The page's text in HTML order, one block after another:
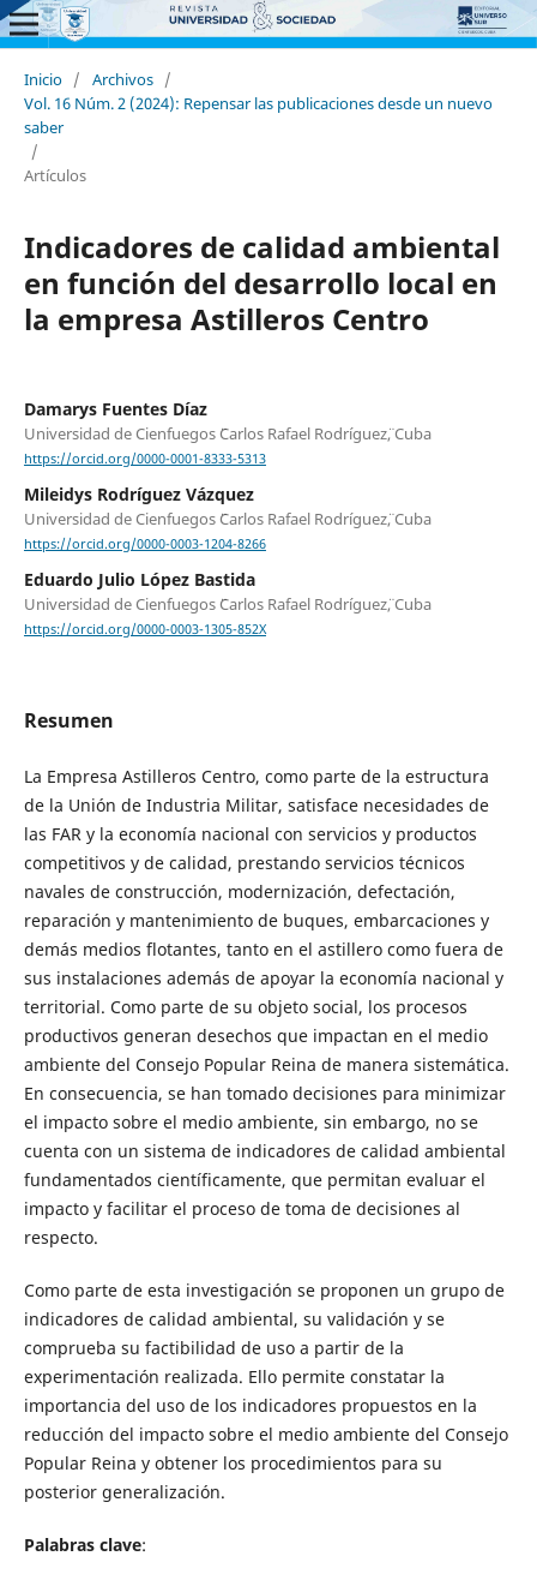
Inicio / Archivos /
Vol. 16 Núm. 2 (2024): Repensar las publicaciones desde un nuevo
saber
/
Artículos
Indicadores de calidad ambiental
en función del desarrollo local en
la empresa Astilleros Centro
Damarys Fuentes Díaz
Universidad de Cienfuegos ¨Carlos Rafael Rodríguez¨, Cuba
https://orcid.org/0000-0001-8333-5313
Mileidys Rodríguez Vázquez
Universidad de Cienfuegos ¨Carlos Rafael Rodríguez¨, Cuba
https://orcid.org/0000-0003-1204-8266
Eduardo Julio López Bastida
Universidad de Cienfuegos ¨Carlos Rafael Rodríguez¨, Cuba
https://orcid.org/0000-0003-1305-852X
Resumen
La Empresa Astilleros Centro, como parte de la estructura
de la Unión de Industria Militar, satisface necesidades de
las FAR y la economía nacional con servicios y productos
competitivos y de calidad, prestando servicios técnicos
navales de construcción, modernización, defectación,
reparación y mantenimiento de buques, embarcaciones y
demás medios flotantes, tanto en el astillero como fuera de
sus instalaciones además de apoyar la economía nacional y
territorial. Como parte de su objeto social, los procesos
productivos generan desechos que impactan en el medio
ambiente del Consejo Popular Reina de manera sistemática.
En consecuencia, se han tomado decisiones para minimizar
el impacto sobre el medio ambiente, sin embargo, no se
cuenta con un sistema de indicadores de calidad ambiental
fundamentados científicamente, que permitan evaluar el
impacto y facilitar el proceso de toma de decisiones al
respecto.
Como parte de esta investigación se proponen un grupo de
indicadores de calidad ambiental, su validación y se
comprueba su factibilidad de uso a partir de la
experimentación realizada. Ello permite constatar la
importancia del uso de los indicadores propuestos en la
reducción del impacto sobre el medio ambiente del Consejo
Popular Reina y obtener los procedimientos para su
posterior generalización.
Palabras clave: